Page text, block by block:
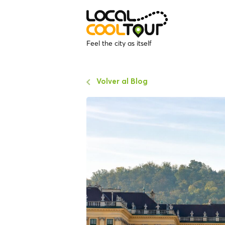
Feel the city as itself
Volver al Blog